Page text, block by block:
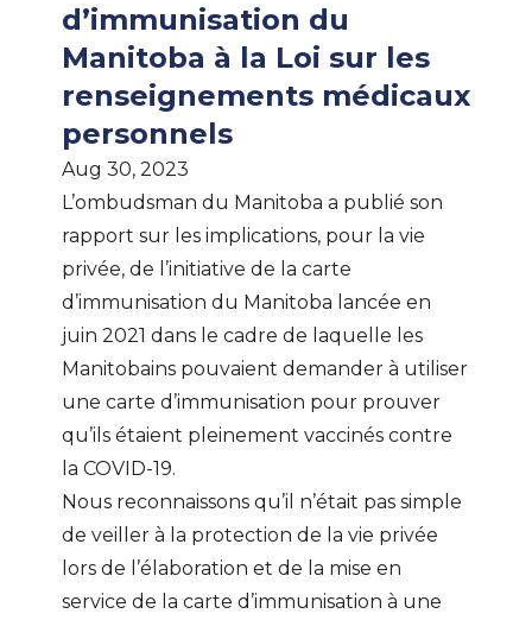
d’immunisation du
Manitoba à la Loi sur les
renseignements médicaux
personnels
Aug 30, 2023
L’ombudsman du Manitoba a publié son
rapport sur les implications, pour la vie
privée, de l’initiative de la carte
d’immunisation du Manitoba lancée en
juin 2021 dans le cadre de laquelle les
Manitobains pouvaient demander à utiliser
une carte d’immunisation pour prouver
qu’ils étaient pleinement vaccinés contre
la COVID-19.
Nous reconnaissons qu’il n’était pas simple
de veiller à la protection de la vie privée
lors de l’élaboration et de la mise en
service de la carte d’immunisation à une